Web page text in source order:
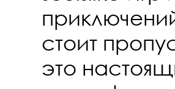
стоит
это